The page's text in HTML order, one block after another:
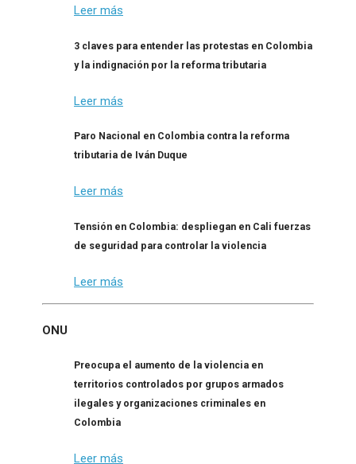
Leer más
3 claves para entender las protestas en Colombia
y la indignación por la reforma tributaria
Leer más
Paro Nacional en Colombia contra la reforma
tributaria de Iván Duque
Leer más
Tensión en Colombia: despliegan en Cali fuerzas
de seguridad para controlar la violencia
Leer más
ONU
Preocupa el aumento de la violencia en
territorios controlados por grupos armados
ilegales y organizaciones criminales en
Colombia
Leer más